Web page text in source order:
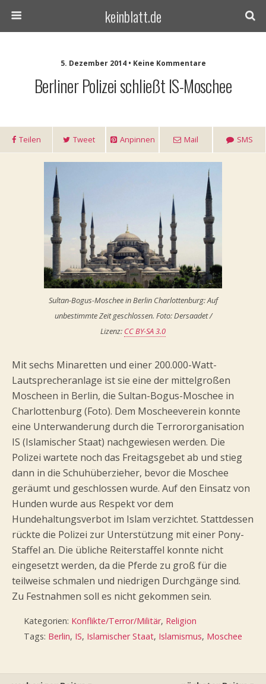
keinblatt.de
5. Dezember 2014 • Keine Kommentare
Berliner Polizei schließt IS-Moschee
Teilen Tweet Anpinnen Mail SMS
Sultan-Bogus-Moschee in Berlin Charlottenburg: Auf
unbestimmte Zeit geschlossen. Foto: Dersaadet /
Lizenz: CC BY-SA 3.0
Mit sechs Minaretten und einer 200.000-Watt-
Lautsprecheranlage ist sie eine der mittelgroßen
Moscheen in Berlin, die Sultan-Bogus-Moschee in
Charlottenburg (Foto). Dem Moscheeverein konnte
eine Unterwanderung durch die Terrororganisation
IS (Islamischer Staat) nachgewiesen werden. Die
Polizei wartete noch das Freitagsgebet ab und stieg
dann in die Schuhüberzieher, bevor die Moschee
geräumt und geschlossen wurde. Auf den Einsatz von
Hunden wurde aus Respekt vor dem
Hundehaltungsverbot im Islam verzichtet. Stattdessen
rückte die Polizei zur Unterstützung mit einer Pony-
Staffel an. Die übliche Reiterstaffel konnte nicht
eingesetzt werden, da die Pferde zu groß für die
teilweise schmalen und niedrigen Durchgänge sind.
Zu Festnahmen soll es nicht gekommen sein.
Kategorien: Konflikte/Terror/Militär, Religion
Tags: Berlin, IS, Islamischer Staat, Islamismus, Moschee